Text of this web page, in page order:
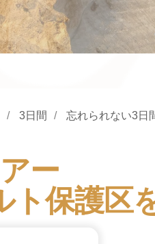
/ 3日間 / 忘れられない3日
ー
ト保護区